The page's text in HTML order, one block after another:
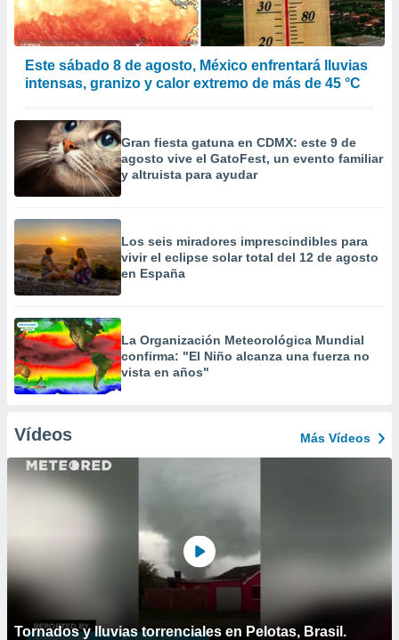
Este sábado 8 de agosto, México enfrentará lluvias
intensas, granizo y calor extremo de más de 45 °C
Gran fiesta gatuna en CDMX: este 9 de
agosto vive el GatoFest, un evento familiar
y altruista para ayudar
Los seis miradores imprescindibles para
vivir el eclipse solar total del 12 de agosto
en España
La Organización Meteorológica Mundial
confirma: "El Niño alcanza una fuerza no
vista en años"
Vídeos Más Vídeos
Tornados y lluvias torrenciales en Pelotas, Brasil.